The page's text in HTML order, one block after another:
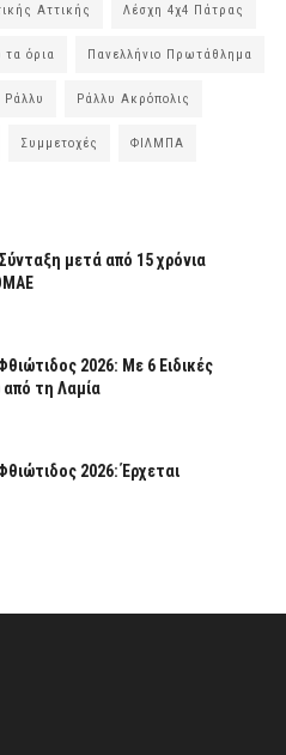
Αττικής Λέσχη 4χ4 Πάτρας
όρια Πανελλήνιο Πρωτάθλημα
Ράλλυ Ράλλυ Ακρόπολις
Συμμετοχές ΦΙΛΜΠΑ
μετά από 15 χρόνια
2026: Με 6 Ειδικές
τη Λαμία
2026: Έρχεται